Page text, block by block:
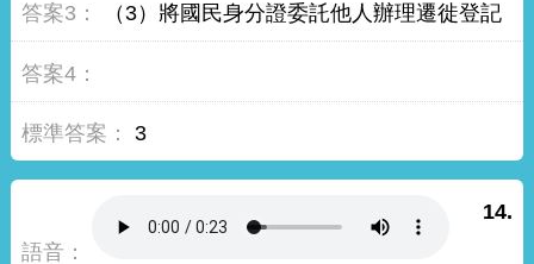
（3）將國民身分證委託他人辦理遷徙登記
3
14.